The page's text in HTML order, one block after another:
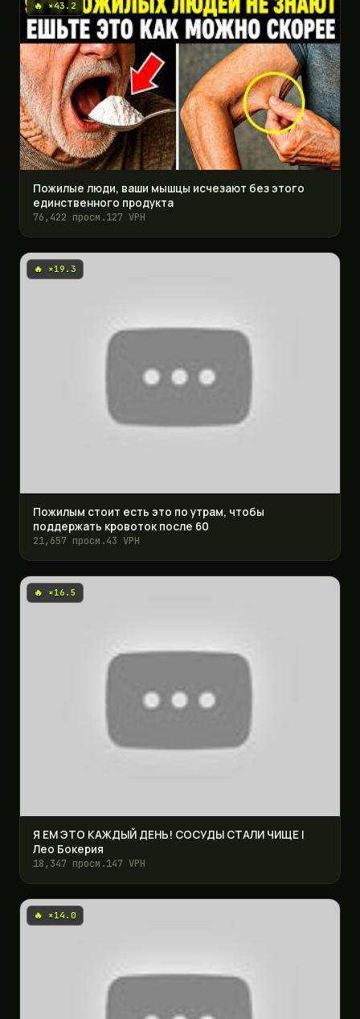
🔥 ×43.2
Пожилые люди, ваши мышцы исчезают без этого
единственного продукта
76,422 просм.127 VPH
🔥 ×19.3
Пожилым стоит есть это по утрам, чтобы
поддержать кровоток после 60
21,657 просм.43 VPH
🔥 ×16.5
Я ЕМ ЭТО КАЖДЫЙ ДЕНЬ! СОСУДЫ СТАЛИ ЧИЩЕ |
Лео Бокерия
18,347 просм.147 VPH
🔥 ×14.0